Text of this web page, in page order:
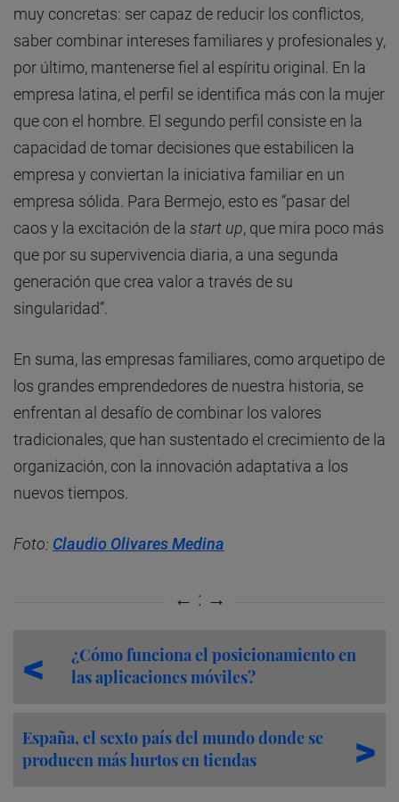
muy concretas: ser capaz de reducir los conflictos,
saber combinar intereses familiares y profesionales y,
por último, mantenerse fiel al espíritu original. En la
empresa latina, el perfil se identifica más con la mujer
que con el hombre. El segundo perfil consiste en la
capacidad de tomar decisiones que estabilicen la
empresa y conviertan la iniciativa familiar en un
empresa sólida. Para Bermejo, esto es “pasar del
caos y la excitación de la start up, que mira poco más
que por su supervivencia diaria, a una segunda
generación que crea valor a través de su
singularidad”.
En suma, las empresas familiares, como arquetipo de
los grandes emprendedores de nuestra historia, se
enfrentan al desafío de combinar los valores
tradicionales, que han sustentado el crecimiento de la
organización, con la innovación adaptativa a los
nuevos tiempos.
Foto: Claudio Olivares Medina
¿Cómo funciona el posicionamiento en
las aplicaciones móviles?
España, el sexto país del mundo donde se
producen más hurtos en tiendas